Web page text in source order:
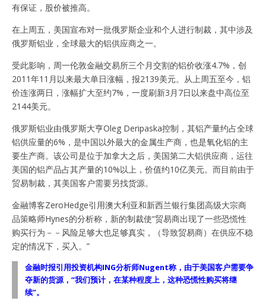
有保证，股价被推高。
在上周五，美国宣布对一批俄罗斯企业和个人进行制裁，其中涉及
俄罗斯铝业，全球最大的铝供应商之一。
受此影响，周一伦敦金融交易所三个月交割的铝价收涨4.7%，创
2011年11月以来最大单日涨幅，报2139美元。从上周五至今，铝
价连涨两日，涨幅扩大至约7%，一度刷新3月7日以来盘中高位至
2144美元。
俄罗斯铝业由俄罗斯大亨Oleg Deripaska控制，其铝产量约占全球
铝供应量的6%，是中国以外最大的金属生产商，也是氧化铝的主
要生产商。该公司是位于加拿大之后，美国第二大铝供应商，运往
美国的铝产品占其产量的10%以上，价值约10亿美元。而目前由于
贸易制裁，其美国客户需要另找货源。
金融博客ZeroHedge引用澳大利亚和新西兰银行集团高级大宗商
品策略师Hynes的分析称，新的制裁使“贸易商出现了一些恐慌性
购买行为－－风险足够大也足够真实，（导致贸易商）在供应不稳
定的情况下，买入。”
金融时报引用投资机构ING分析师Nugent称，由于美国客户需要争
夺新的货源，“我们预计，在某种程度上，这种恐慌性购买将继
续”。